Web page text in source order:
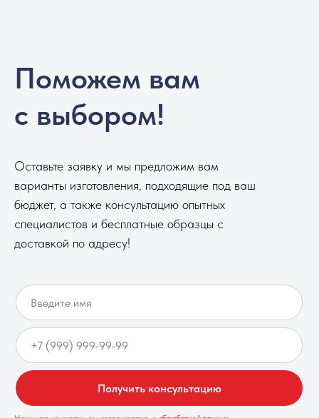
Поможем вам
с выбором!
Оставьте заявку и мы предложим вам
варианты изготовления, подходящие под ваш
бюджет, а также консультацию опытных
специалистов и бесплатные образцы с
доставкой по адресу!
Получить консультацию